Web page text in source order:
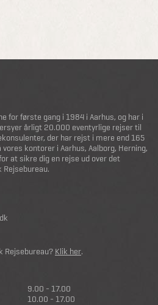
for første gang i 1984 i Aarhus, og har i
årligt 20.000 eventyrlige rejser til
der har rejst i mere end 165
kontorer i Aarhus, Aalborg, Herning,
at sikre dig en rejse ud over det
.
Rejsebureau? Klik her.
9.00 - 17.00
10.00 - 17.00